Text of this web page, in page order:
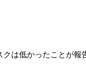
は低かったことが報